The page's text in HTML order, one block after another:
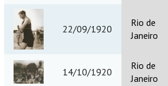
22/09/1920
Rio de
Janeiro
14/10/1920
Rio de
Janeiro